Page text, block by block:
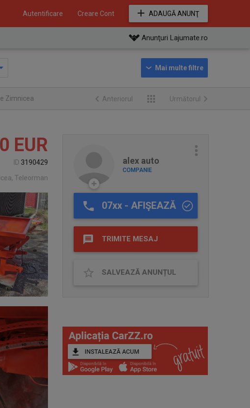
Autentificare Creare Cont ADAUGĂ ANUNŢ
Anunţuri Lajumate.ro
Zimnicea Anteriorul Următorul
alex auto
COMPANIE
07xx - AFIŞEAZĂ
TRIMITE MESAJ
SALVEAZĂ ANUNȚUL
EUR
ID 3190429
Teleorman